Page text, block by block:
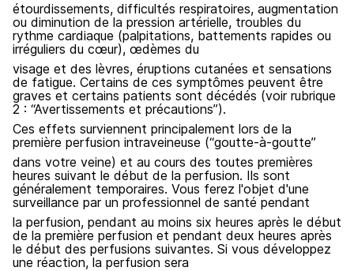
étourdissements, difficultés respiratoires, augmentation
ou diminution de la pression artérielle, troubles du
rythme cardiaque (palpitations, battements rapides ou
irréguliers du cœur), œdèmes du
visage et des lèvres, éruptions cutanées et sensations
de fatigue. Certains de ces symptômes peuvent être
graves et certains patients sont décédés (voir rubrique
2 : “Avertissements et précautions”).
Ces effets surviennent principalement lors de la
première perfusion intraveineuse (“goutte-à-goutte”
dans votre veine) et au cours des toutes premières
heures suivant le début de la perfusion. Ils sont
généralement temporaires. Vous ferez l'objet d'une
surveillance par un professionnel de santé pendant
la perfusion, pendant au moins six heures après le début
de la première perfusion et pendant deux heures après
le début des perfusions suivantes. Si vous développez
une réaction, la perfusion sera